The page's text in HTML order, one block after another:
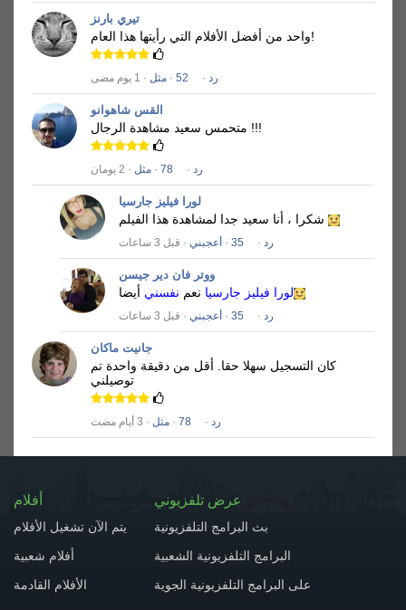
تيري بارنز
واحد من أفضل الأفلام التي رأيتها هذا العام!
رد ·
52
· مثل · 1 يوم مضى
القس شاهوانو
متحمس سعيد مشاهدة الرجال !!!
رد ·
78
· مثل · 2 يومان
لورا فيليز جارسيا
رد ·
35
· أعجبني · قبل 3 ساعات
ووتر فان دير جيسن
لورا فيليز جارسيا نعم نفسني أيضا
رد ·
35
· أعجبني · قبل 3 ساعات
جانيت ماكان
كان التسجيل سهلا حقا. أقل من دقيقة واحدة تم
توصيلني
رد ·
78
· مثل · 3 أيام مضت
أفلام
يتم الآن تشغيل الأفلام
أفلام شعبية
الأفلام القادمة
عرض تلفزيوني
بث البرامج التلفزيونية
البرامج التلفزيونية الشعبية
على البرامج التلفزيونية الجوية